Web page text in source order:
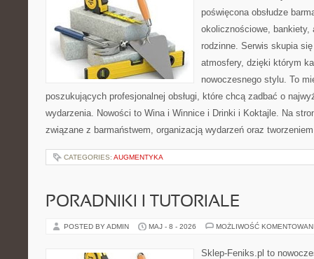
poświęcona obsłudze
okolicznościowe,
rodzinne. Serwis skupia
atmosfery, dzięki którym
nowoczesnego stylu. To
poszukujących profesjonalnej obsługi, które chcą zadbać o
wydarzenia. Nowości to Wina i Winnice i Drinki i Koktajle. Na
związane z barmaństwem, organizacją wydarzeń oraz
CATEGORIES: AUGMENTYKA
PORADNIKI I TUTORIALE
POSTED BY ADMIN MAJ - 8 - 2026 MOŻLIWOŚĆ
Sklep-Feniks.pl to